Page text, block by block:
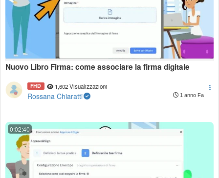
Nuovo Libro Firma: come associare la firma digitale
FHD 1,602 Visualizzazioni
Rossana Chiaratti 1 anno Fa
0:02:40